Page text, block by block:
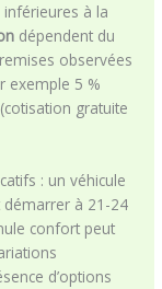
à la
dépendent du
observées
exemple 5 %
gratuite
: un véhicule
à 21-24
confort peut
d’options